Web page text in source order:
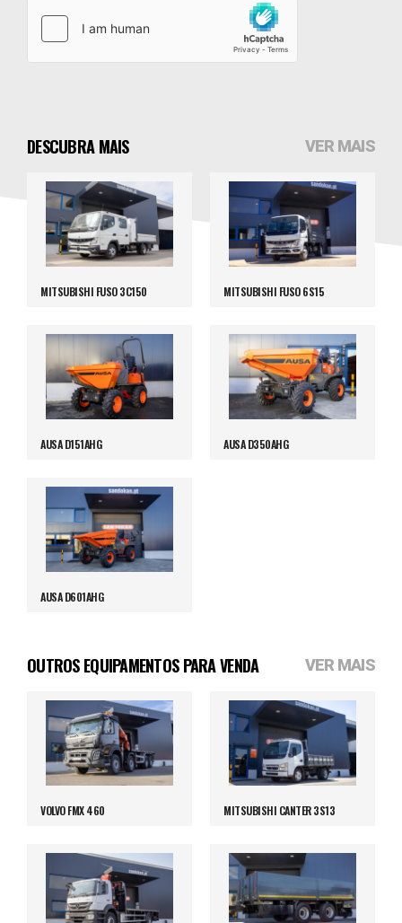
DESCUBRA MAIS VER MAIS
MITSUBISHI FUSO 3C150 MITSUBISHI FUSO 6S15
AUSA D151AHG AUSA D350AHG
AUSA D601AHG
OUTROS EQUIPAMENTOS PARA VENDA VER MAIS
VOLVO FMX 460 MITSUBISHI CANTER 3S13